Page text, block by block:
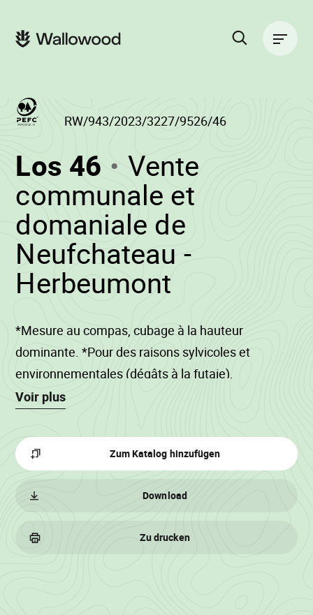
springen
springen
Los 46 (RW/943/
-
Vente
communale et
domaniale de
Neufchateau -
Herbeumont
RW/943/2023/3227/9526/46
*Mesure au compas, cubage à la hauteur
dominante. *Pour des raisons sylvicoles et
environnementales (dégâts à la futaie),
exploitation mécanisée interdite du 15/04 au
Voir plus
Zum Katalog hinzufügen
Download
Zu drucken